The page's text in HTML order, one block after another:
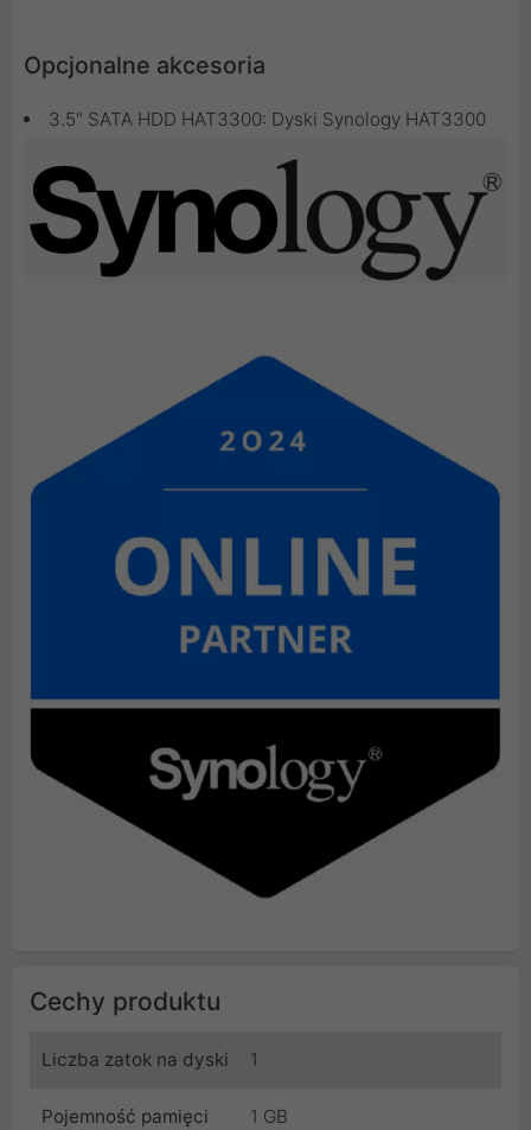
Opcjonalne akcesoria
3.5" SATA HDD HAT3300: Dyski Synology HAT3300
Cechy produktu
Liczba zatok na dyski 1
Pojemność pamięci
1 GB